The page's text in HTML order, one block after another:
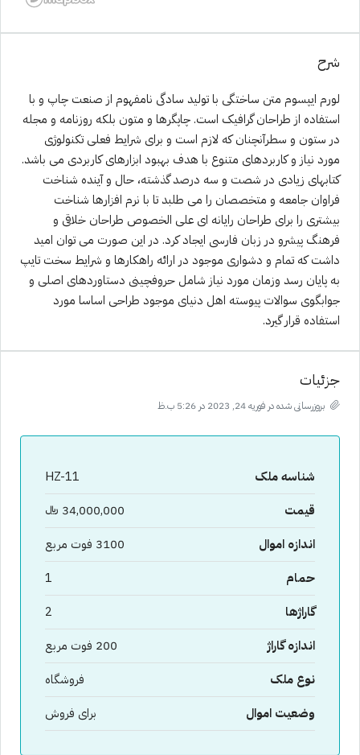
شرح
لورم ایپسوم متن ساختگی با تولید سادگی نامفهوم از صنعت چاپ و با
استفاده از طراحان گرافیک است. چاپگرها و متون بلکه روزنامه و مجله
در ستون و سطرآنچنان که لازم است و برای شرایط فعلی تکنولوژی
مورد نیاز و کاربردهای متنوع با هدف بهبود ابزارهای کاربردی می باشد.
کتابهای زیادی در شصت و سه درصد گذشته، حال و آینده شناخت
فراوان جامعه و متخصصان را می طلبد تا با نرم افزارها شناخت
بیشتری را برای طراحان رایانه ای علی الخصوص طراحان خلاقی و
فرهنگ پیشرو در زبان فارسی ایجاد کرد. در این صورت می توان امید
داشت که تمام و دشواری موجود در ارائه راهکارها و شرایط سخت تایپ
به پایان رسد وزمان مورد نیاز شامل حروفچینی دستاوردهای اصلی و
جوابگوی سوالات پیوسته اهل دنیای موجود طراحی اساسا مورد
استفاده قرار گیرد.
جزئیات
بروزرسانی شده در فوریه 24, 2023 در 5:26 ب.ظ
شناسه ملک
HZ-11
قیمت
34,000,000 ﷼
اندازه اموال
3100 فوت مربع
حمام
1
گاراژها
2
اندازه گاراژ
200 فوت مربع
نوع ملک
فروشگاه
وضعیت اموال
برای فروش